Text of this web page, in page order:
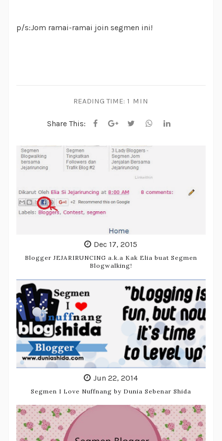
p/s:Jom ramai-ramai join segmen ini!
READING TIME: 1 MIN
Share This:
Dec 17, 2015
Blogger JEJARIRUNCING a.k.a Kak Elia buat Segmen
Blogwalking!
Jun 22, 2014
Segmen I Love Nuffnang by Dunia Sebenar Shida